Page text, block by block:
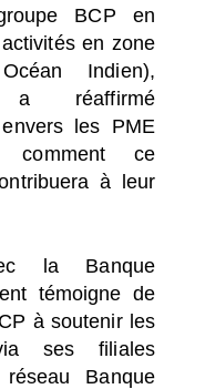
BCP en
en zone
Indien),
a réaffirmé
les PME
comment ce
à leur
la Banque
témoigne de
à soutenir les
ses filiales
Banque